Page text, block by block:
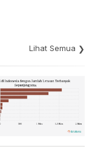
Lihat Semua